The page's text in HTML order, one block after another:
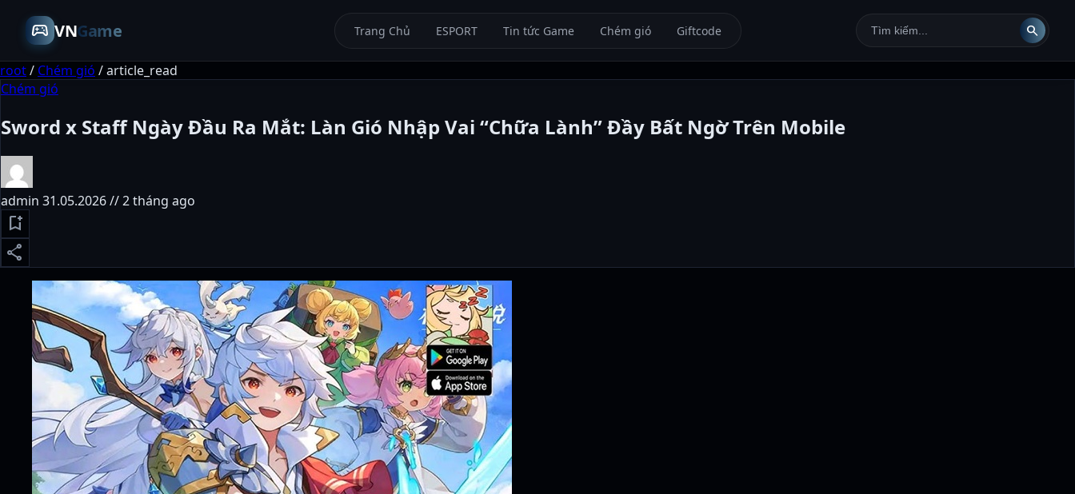
sports_esports VNGame Trang Chủ ESPORT Tin tức Game Chém gió Giftcode search
root/ Chém gió /article_read
Chém gió
Sword x Staff Ngày Đầu Ra Mắt: Làn Gió Nhập Vai “Chữa Lành” Đầy Bất Ngờ Trên Mobile
admin 31.05.2026 // 2 tháng ago
bookmark_add
share